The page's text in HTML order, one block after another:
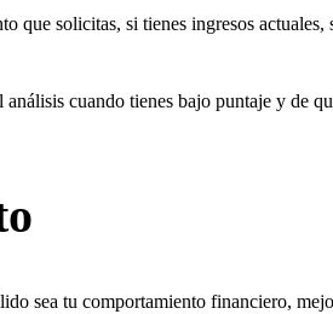
solicitas, si tienes ingresos actuales,
cuando tienes bajo puntaje y de
sea tu comportamiento financiero,